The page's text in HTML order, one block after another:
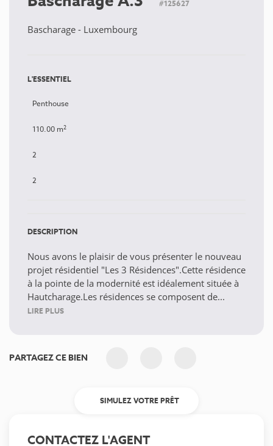
#125627
Bascharage - Luxembourg
L'ESSENTIEL
Penthouse
110.00 m2
2
2
DESCRIPTION
Nous avons le plaisir de vous présenter le nouveau
projet résidentiel "Les 3 Résidences".Cette résidence
à la pointe de la modernité est idéalement située à
Hautcharage.Les résidences se composent de...
LIRE PLUS
PARTAGEZ CE BIEN
SIMULEZ VOTRE PRÊT
CONTACTEZ L'AGENT